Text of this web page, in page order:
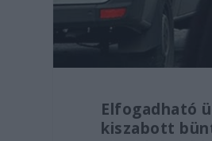
Elfogadható
kiszabott